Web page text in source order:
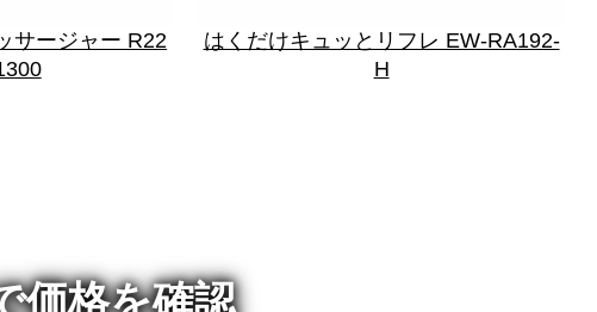
サージャー R22
はくだけキュッとリフレ EW-RA192-
H
価格を確認